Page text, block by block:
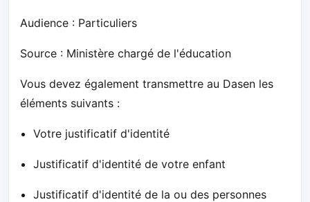
Audience : Particuliers
Source : Ministère chargé de l'éducation
Vous devez également transmettre au Dasen les
éléments suivants :
Votre justificatif d'identité
Justificatif d'identité de votre enfant
Justificatif d'identité de la ou des personnes